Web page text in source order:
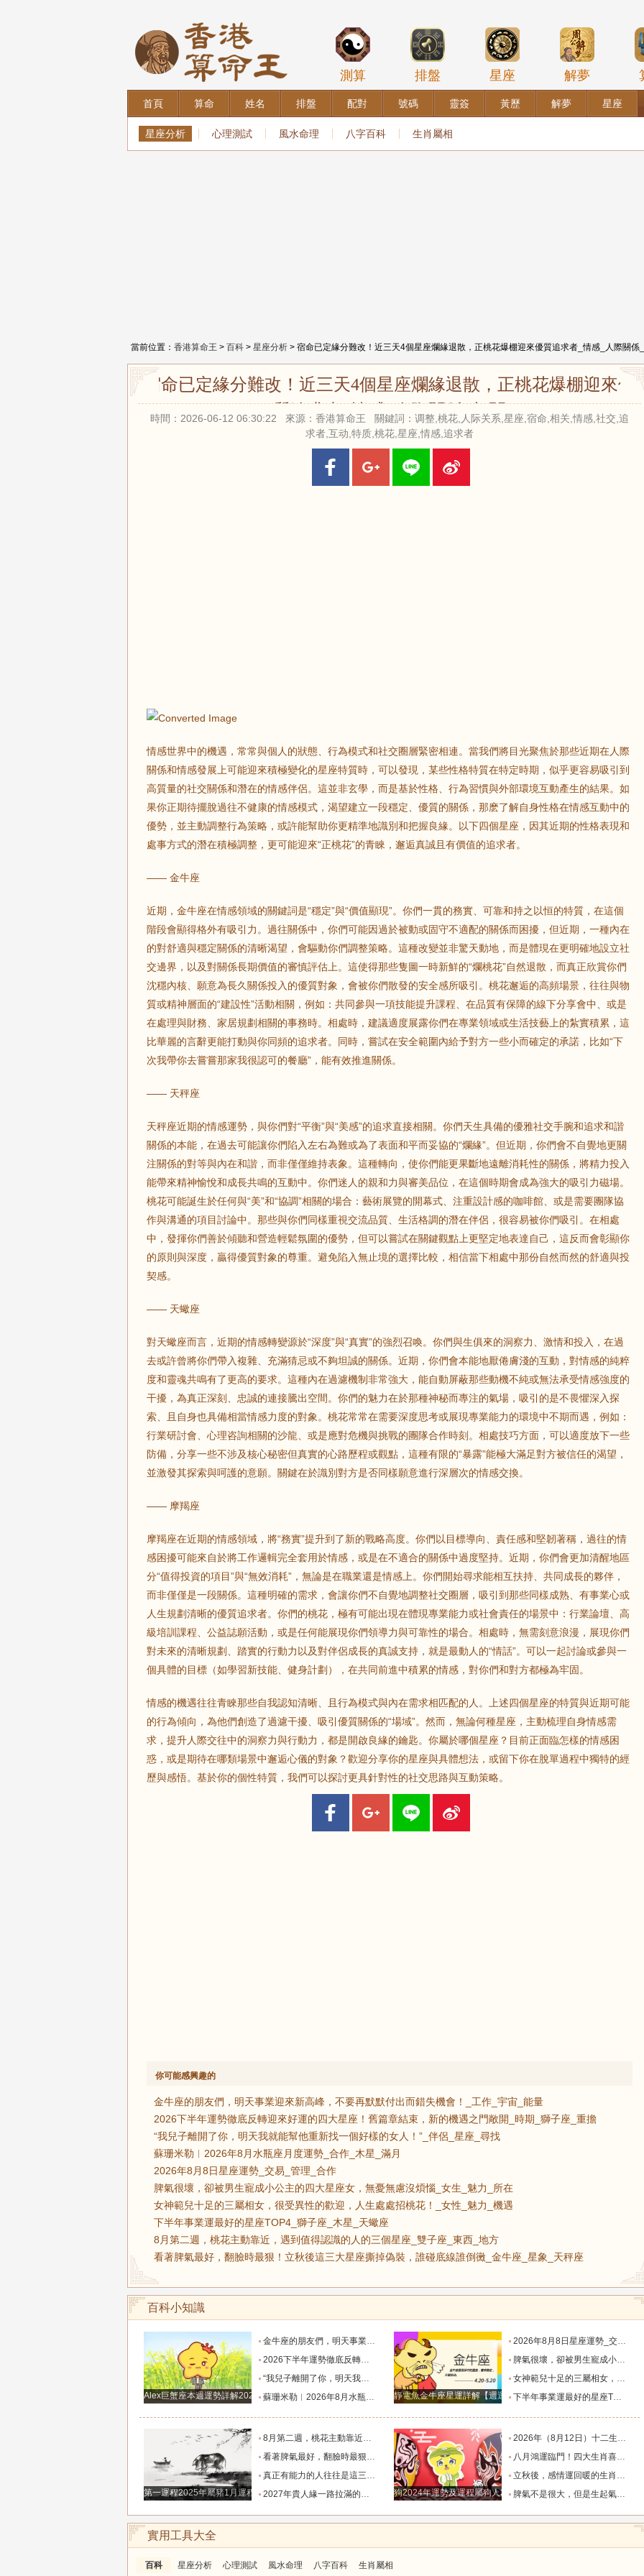
測算 排盤 星座 解夢
首頁 算命 姓名 排盤 配對 號碼 靈簽 黃歷 解夢 星座
星座分析 心理測試 風水命理 八字百科 生肖屬相
當前位置： 香港算命王 > 百科 > 星座分析 > 宿命已定緣分難改！近三天4個星座爛緣退散，正桃花爆棚迎來優質追求者_情感_人際關係
宿命已定緣分難改！近三天4個星座爛緣退散，正桃花爆棚迎來優
質追求者_情感_人際關係_相關
時間：2026-06-12 06:30:22 來源：香港算命王 關鍵詞：调整,桃花,人际关系,星座,宿命,相关,情感,社交,追
求者,互动,特质,桃花,星座,情感,追求者
情感世界中的機遇，常常與個人的狀態、行為模式和社交圈層緊密相連。當我們將目光聚焦於那些近期在人際
關係和情感發展上可能迎來積極變化的星座特質時，可以發現，某些性格特質在特定時期，似乎更容易吸引到
高質量的社交關係和潛在的情感伴侶。這並非玄學，而是基於性格、行為習慣與外部環境互動產生的結果。如
果你正期待擺脫過往不健康的情感模式，渴望建立一段穩定、優質的關係，那麽了解自身性格在情感互動中的
優勢，並主動調整行為策略，或許能幫助你更精準地識別和把握良緣。以下四個星座，因其近期的性格表現和
處事方式的潛在積極調整，更可能迎來“正桃花”的青睞，邂逅真誠且有價值的追求者。
—— 金牛座
近期，金牛座在情感領域的關鍵詞是“穩定”與“價值顯現”。你們一貫的務實、可靠和持之以恒的特質，在這個
階段會顯得格外有吸引力。過往關係中，你們可能因過於被動或固守不適配的關係而困擾，但近期，一種內在
的對舒適與穩定關係的清晰渴望，會驅動你們調整策略。這種改變並非驚天動地，而是體現在更明確地設立社
交邊界，以及對關係長期價值的審慎評估上。這使得那些隻圖一時新鮮的“爛桃花”自然退散，而真正欣賞你們
沈穩內核、願意為長久關係投入的優質對象，會被你們散發的安全感所吸引。桃花邂逅的高頻場景，往往與物
質或精神層面的“建設性”活動相關，例如：共同參與一項技能提升課程、在品質有保障的線下分享會中、或是
在處理與財務、家居規劃相關的事務時。相處時，建議適度展露你們在專業領域或生活技藝上的紮實積累，這
比華麗的言辭更能打動與你同頻的追求者。同時，嘗試在安全範圍內給予對方一些小而確定的承諾，比如“下
次我帶你去嘗嘗那家我很認可的餐廳”，能有效推進關係。
—— 天秤座
天秤座近期的情感運勢，與你們對“平衡”與“美感”的追求直接相關。你們天生具備的優雅社交手腕和追求和諧
關係的本能，在過去可能讓你們陷入左右為難或為了表面和平而妥協的“爛緣”。但近期，你們會不自覺地更關
注關係的對等與內在和諧，而非僅僅維持表象。這種轉向，使你們能更果斷地遠離消耗性的關係，將精力投入
能帶來精神愉悅和成長共鳴的互動中。你們迷人的親和力與審美品位，在這個時期會成為強大的吸引力磁場。
桃花可能誕生於任何與“美”和“協調”相關的場合：藝術展覽的開幕式、注重設計感的咖啡館、或是需要團隊協
作與溝通的項目討論中。那些與你們同樣重視交流品質、生活格調的潛在伴侶，很容易被你們吸引。在相處
中，發揮你們善於傾聽和營造輕鬆氛圍的優勢，但可以嘗試在關鍵觀點上更堅定地表達自己，這反而會彰顯你
的原則與深度，贏得優質對象的尊重。避免陷入無止境的選擇比較，相信當下相處中那份自然而然的舒適與投
契感。
—— 天蠍座
對天蠍座而言，近期的情感轉變源於“深度”與“真實”的強烈召喚。你們與生俱來的洞察力、激情和投入，在過
去或許曾將你們帶入複雜、充滿猜忌或不夠坦誠的關係。近期，你們會本能地厭倦膚淺的互動，對情感的純粹
度和靈魂共鳴有了更高的要求。這種內在過濾機制非常強大，能自動屏蔽那些動機不純或無法承受情感強度的
干擾，為真正深刻、忠誠的連接騰出空間。你們的魅力在於那種神秘而專注的氣場，吸引的是不畏懼深入探
索、且自身也具備相當情感力度的對象。桃花常常在需要深度思考或展現專業能力的環境中不期而遇，例如：
行業研討會、心理咨詢相關的沙龍、或是應對危機與挑戰的團隊合作時刻。相處技巧方面，可以適度放下一些
防備，分享一些不涉及核心秘密但真實的心路歷程或觀點，這種有限的“暴露”能極大滿足對方被信任的渴望，
並激發其探索與呵護的意願。關鍵在於識別對方是否同樣願意進行深層次的情感交換。
—— 摩羯座
摩羯座在近期的情感領域，將“務實”提升到了新的戰略高度。你們以目標導向、責任感和堅韌著稱，過往的情
感困擾可能來自於將工作邏輯完全套用於情感，或是在不適合的關係中過度堅持。近期，你們會更加清醒地區
分“值得投資的項目”與“無效消耗”，無論是在職業還是情感上。你們開始尋求能相互扶持、共同成長的夥伴，
而非僅僅是一段關係。這種明確的需求，會讓你們不自覺地調整社交圈層，吸引到那些同樣成熟、有事業心或
人生規劃清晰的優質追求者。你們的桃花，極有可能出現在體現專業能力或社會責任的場景中：行業論壇、高
級培訓課程、公益誌願活動，或是任何能展現你們領導力與可靠性的場合。相處時，無需刻意浪漫，展現你們
對未來的清晰規劃、踏實的行動力以及對伴侶成長的真誠支持，就是最動人的“情話”。可以一起討論或參與一
個具體的目標（如學習新技能、健身計劃），在共同前進中積累的情感，對你們和對方都極為牢固。
情感的機遇往往青睞那些自我認知清晰、且行為模式與內在需求相匹配的人。上述四個星座的特質與近期可能
的行為傾向，為他們創造了過濾干擾、吸引優質關係的“場域”。然而，無論何種星座，主動梳理自身情感需
求，提升人際交往中的洞察力與行動力，都是開啟良緣的鑰匙。你屬於哪個星座？目前正面臨怎樣的情感困
惑，或是期待在哪類場景中邂逅心儀的對象？歡迎分享你的星座與具體想法，或留下你在脫單過程中獨特的經
歷與感悟。基於你的個性特質，我們可以探討更具針對性的社交思路與互動策略。
你可能感興趣的
金牛座的朋友們，明天事業迎來新高峰，不要再默默付出而錯失機會！_工作_宇宙_能量
2026下半年運勢徹底反轉迎來好運的四大星座！舊篇章結束，新的機遇之門敞開_時期_獅子座_重擔
“我兒子離開了你，明天我就能幫他重新找一個好樣的女人！”_伴侶_星座_尋找
蘇珊米勒︱2026年8月水瓶座月度運勢_合作_木星_滿月
2026年8月8日星座運勢_交易_管理_合作
脾氣很壞，卻被男生寵成小公主的四大星座女，無憂無慮沒煩惱_女生_魅力_所在
女神範兒十足的三屬相女，很受異性的歡迎，人生處處招桃花！_女性_魅力_機遇
下半年事業運最好的星座TOP4_獅子座_木星_天蠍座
8月第二週，桃花主動靠近，遇到值得認識的人的三個星座_雙子座_東西_地方
看著脾氣最好，翻臉時最狠！立秋後這三大星座撕掉偽裝，誰碰底線誰倒黴_金牛座_星象_天秤座
百科小知識
Alex巨蟹座本週運勢詳解2024.12.23-12.29
金牛座的朋友們，明天事業迎來新高峰，不要再默默付出而錯失機會！_工作_宇宙_能量
2026下半年運勢徹底反轉迎來好運的四大星座！舊篇章結束，新的機遇之門敞開_時期_獅子座_重擔
“我兒子離開了你，明天我就能幫他重新找一個好樣的女人！”_伴侶_星座_尋找
蘇珊米勒︱2026年8月水瓶座月度運勢_合作_木星_滿月
靜電魚金牛座星運詳解【週運2024年12月9日-12月15日】
2026年8月8日星座運勢_交易_管理_合作
脾氣很壞，卻被男生寵成小公主的四大星座女，無憂無慮沒煩惱_女生_魅力_所在
女神範兒十足的三屬相女，很受異性的歡迎，人生處處招桃花！_女性_魅力_機遇
下半年事業運最好的星座TOP4_獅子座_木星_天蠍座
第一運程2025年屬豬1月運程解析
8月第二週，桃花主動靠近，遇到值得認識的人的三個星座_雙子座_東西_地方
看著脾氣最好，翻臉時最狠！立秋後這三大星座撕掉偽裝，誰碰底線誰倒黴_金牛座_星象_天秤座
真正有能力的人往往是這三個星座，既能獨立完成也懂得借助團隊_水瓶_協作_一個人
2027年貴人緣一路拉滿的三大生肖！處處有人幫扶，全年順風順水少坎坷_合作_人脈_事業
狗2024年運勢及運程屬狗人2024運勢好嗎
2026年（8月12日）十二生肖最棒運勢播報_龍的_財富_方面
八月鴻運臨門！四大生肖喜事紮堆來襲，下半年一路順風順水到底_避雷_要點_合作
立秋後，感情運回暖的生肖TOP3_單身_放平_申金
脾氣不是很大，但是生起氣來很難哄的五大星座女_女性_情緒_給予
實用工具大全
百科 星座分析 心理測試 風水命理 八字百科 生肖屬相
鼠 牛